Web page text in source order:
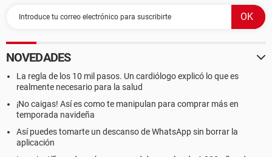
NOVEDADES
La regla de los 10 mil pasos. Un cardiólogo explicó lo que es
realmente necesario para la salud
¡No caigas! Así es como te manipulan para comprar más en
temporada navideña
Así puedes tomarte un descanso de WhatsApp sin borrar la
aplicación